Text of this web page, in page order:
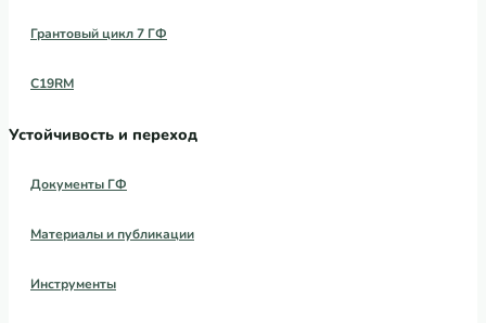
Грантовый цикл 7 ГФ
C19RM
Устойчивость и переход
Документы ГФ
Материалы и публикации
Инструменты